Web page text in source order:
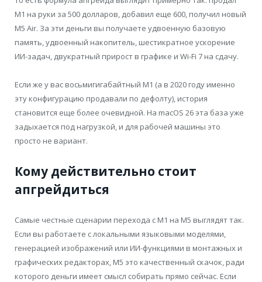
M1 на руки за 500 долларов, добавил еще 600, получил новый
M5 Air. За эти деньги вы получаете удвоенную базовую
память, удвоенный накопитель, шестикратное ускорение
ИИ-задач, двукратный прирост в графике и Wi-Fi 7 на сдачу.
Если же у вас восьмигигабайтный M1 (а в 2020 году именно
эту конфигурацию продавали по дефолту), история
становится еще более очевидной. На macOS 26 эта база уже
задыхается под нагрузкой, и для рабочей машины это
просто не вариант.
Кому действительно стоит
апгрейдиться
Самые честные сценарии перехода с M1 на M5 выглядят так.
Если вы работаете с локальными языковыми моделями,
генерацией изображений или ИИ-функциями в монтажных и
графических редакторах, M5 это качественный скачок, ради
которого деньги имеет смысл собирать прямо сейчас. Если